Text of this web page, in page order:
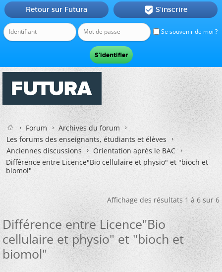
Se souvenir de moi ?
Retour sur Futura  S'inscrire
Forum
Archives du forum
Les forums des enseignants, étudiants et élèves
Anciennes discussions
Orientation après le BAC
Différence entre Licence"Bio cellulaire et physio" et "bioch et
biomol"
Affichage des résultats 1 à 6 sur 6
Différence entre Licence"Bio
cellulaire et physio" et "bioch et
biomol"